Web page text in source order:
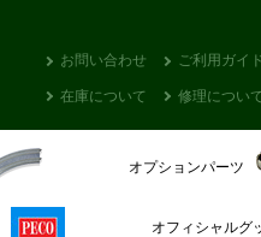
お問い合わせ ご利用ガイド
在庫について 修理につい
オプションパーツ
オフィシャルグ